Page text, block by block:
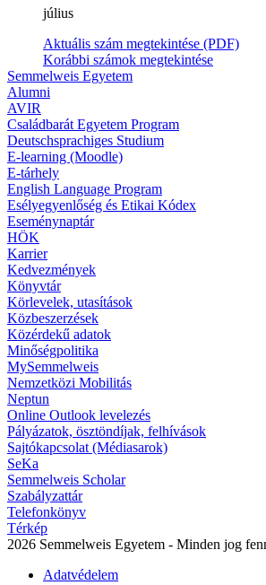
július
Aktuális szám megtekintése (PDF)
Korábbi számok megtekintése
Semmelweis Egyetem
Alumni
AVIR
Családbarát Egyetem Program
Deutschsprachiges Studium
E-learning (Moodle)
E-tárhely
English Language Program
Esélyegyenlőség és Etikai Kódex
Eseménynaptár
HÖK
Karrier
Kedvezmények
Könyvtár
Körlevelek, utasítások
Közbeszerzések
Közérdekű adatok
Minőségpolitika
MySemmelweis
Nemzetközi Mobilitás
Neptun
Online Outlook levelezés
Pályázatok, ösztöndíjak, felhívások
Sajtókapcsolat (Médiasarok)
SeKa
Semmelweis Scholar
Szabályzattár
Telefonkönyv
Térkép
2026 Semmelweis Egyetem - Minden jog
Adatvédelem